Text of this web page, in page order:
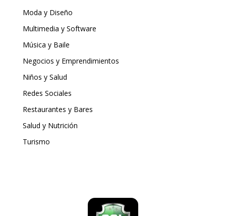
Moda y Diseño
Multimedia y Software
Música y Baile
Negocios y Emprendimientos
Niños y Salud
Redes Sociales
Restaurantes y Bares
Salud y Nutrición
Turismo